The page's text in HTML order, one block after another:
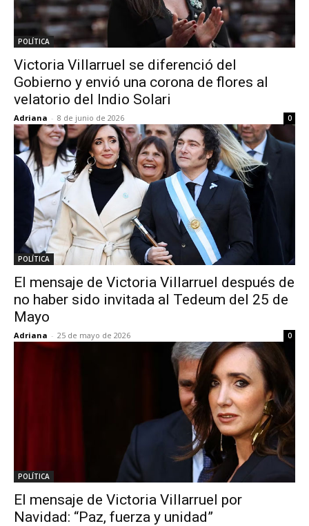
POLÍTICA
Victoria Villarruel se diferenció del
Gobierno y envió una corona de flores al
velatorio del Indio Solari
Adriana - 8 de junio de 2026 0
POLÍTICA
El mensaje de Victoria Villarruel después de
no haber sido invitada al Tedeum del 25 de
Mayo
Adriana - 25 de mayo de 2026 0
POLÍTICA
El mensaje de Victoria Villarruel por
Navidad: “Paz, fuerza y unidad”